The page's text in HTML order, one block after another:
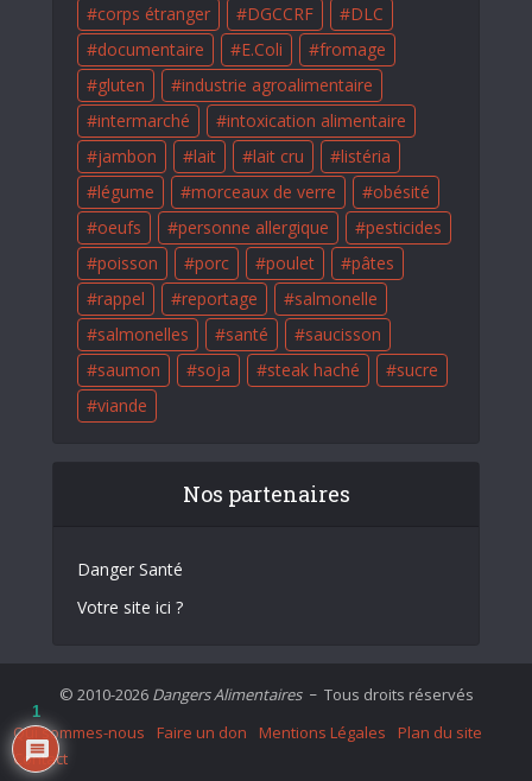
corps étranger
DGCCRF
DLC
documentaire
E.Coli
fromage
gluten
industrie agroalimentaire
intermarché
intoxication alimentaire
jambon
lait lait cru
listéria
légume
morceaux de verre
obésité
oeufs
personne allergique
pesticides
poisson
porc poulet
pâtes
rappel
reportage
salmonelle
salmonelles
santé
saucisson
saumon
soja steak haché
sucre
viande
Nos partenaires
Danger Santé
Votre site ici ?
© 2010-2026 Dangers Alimentaires – Tous droits réservés
Qui sommes-nous
Faire un don Mentions Légales
Plan du site
Contact
1